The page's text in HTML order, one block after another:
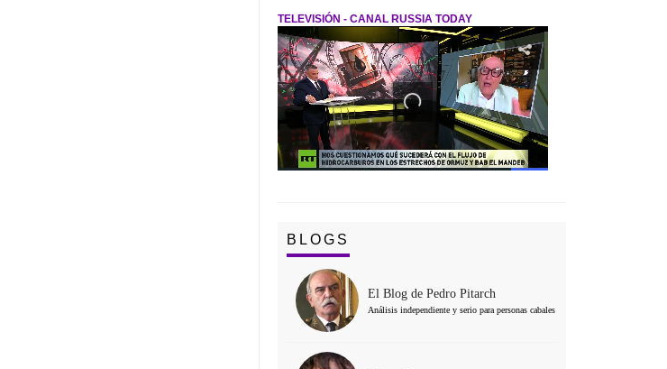
TELEVISIÓN - CANAL RUSSIA TODAY
BLOGS
El Blog de Pedro Pitarch
Análisis independiente y serio para personas cabales